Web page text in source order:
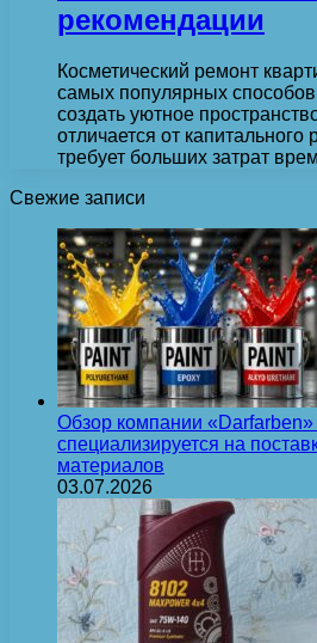
рекомендации
Косметический ремонт
самых популярных
создать уютное
отличается от капитального
требует больших затрат
Свежие записи
Обзор компании «Darfarben»
специализируется на
материалов
03.07.2026